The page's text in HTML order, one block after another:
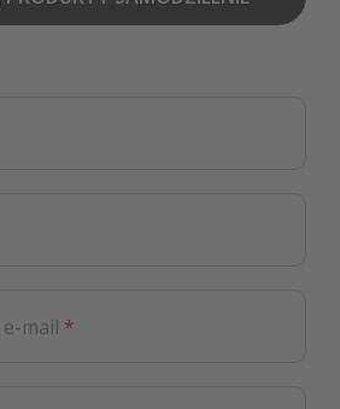
e-mail *